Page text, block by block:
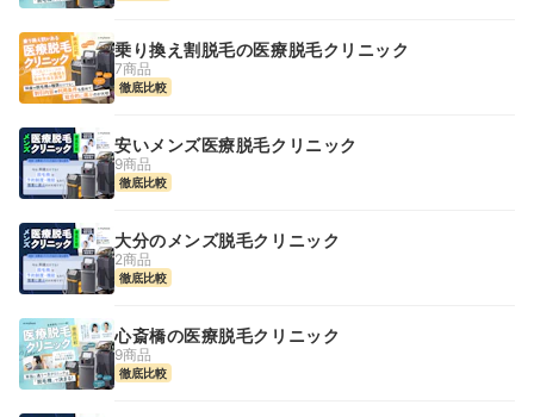
乗り換え割脱毛の医療脱毛クリニック
7商品
徹底比較
安いメンズ医療脱毛クリニック
9商品
徹底比較
大分のメンズ脱毛クリニック
2商品
徹底比較
心斎橋の医療脱毛クリニック
9商品
徹底比較